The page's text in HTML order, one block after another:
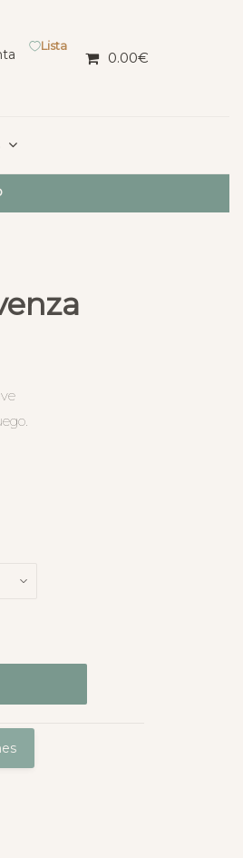
Lista
0.00€